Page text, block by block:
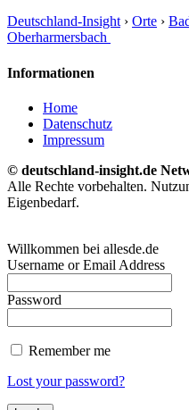
Deutschland-Insight › Orte ›
Oberharmersbach
Informationen
Home
Datenschutz
Impressum
© deutschland-insight.de
Alle Rechte vorbehalten.
Eigenbedarf.
Willkommen bei allesde.de
Username or Email Address
Password
Remember me
Lost your password?